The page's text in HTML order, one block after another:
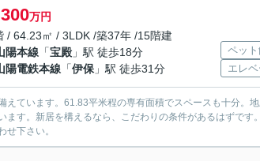
万円
/ 64.23㎡ / 3LDK /築37年 /15階建
陽本線 「宝殿 」駅 徒歩18分
陽電鉄本線 「伊保 」駅 徒歩31分
ペッ
エレ
えています。61.83平米程の専有面積でスペースも十分。
ます。新居を構えるなら、こだわりの条件があるはずです
せ下さい。